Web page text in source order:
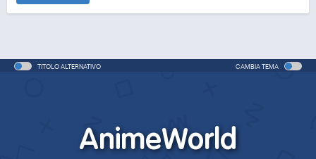
TITOLO ALTERNATIVO CAMBIA TEMA
AnimeWorld